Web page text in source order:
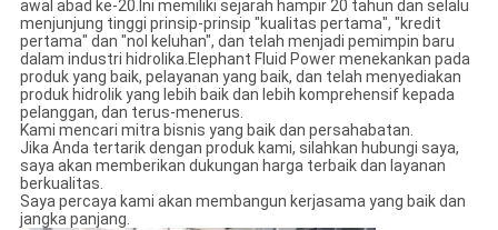
awal abad ke-20.Ini memiliki sejarah hampir 20 tahun dan selalu
menjunjung tinggi prinsip-prinsip "kualitas pertama", "kredit
pertama" dan "nol keluhan", dan telah menjadi pemimpin baru
dalam industri hidrolika.Elephant Fluid Power menekankan pada
produk yang baik, pelayanan yang baik, dan telah menyediakan
produk hidrolik yang lebih baik dan lebih komprehensif kepada
pelanggan, dan terus-menerus.
Kami mencari mitra bisnis yang baik dan persahabatan.
Jika Anda tertarik dengan produk kami, silahkan hubungi saya,
saya akan memberikan dukungan harga terbaik dan layanan
berkualitas.
Saya percaya kami akan membangun kerjasama yang baik dan
jangka panjang.